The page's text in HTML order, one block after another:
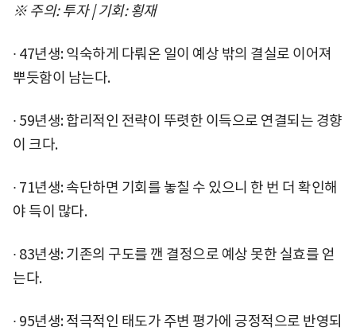
※ 주의: 투자 | 기회: 횡재
∙ 47년생: 익숙하게 다뤄온 일이 예상 밖의 결실로 이어져
뿌듯함이 남는다.
∙ 59년생: 합리적인 전략이 뚜렷한 이득으로 연결되는 경향
이 크다.
∙ 71년생: 속단하면 기회를 놓칠 수 있으니 한 번 더 확인해
야 득이 많다.
∙ 83년생: 기존의 구도를 깬 결정으로 예상 못한 실효를 얻
는다.
∙ 95년생: 적극적인 태도가 주변 평가에 긍정적으로 반영되